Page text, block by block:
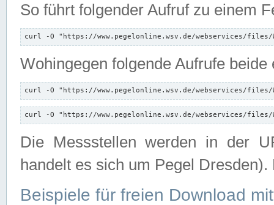
So führt folgender Aufruf zu einem
curl -O "https://www.pegelonline.wsv.de/webservices/files/
Wohingegen folgende Aufrufe beide
curl -O "https://www.pegelonline.wsv.de/webservices/files/
curl -O "https://www.pegelonline.wsv.de/webservices/files/
Die Messstellen werden in der
handelt es sich um Pegel
Beispiele für freien Download